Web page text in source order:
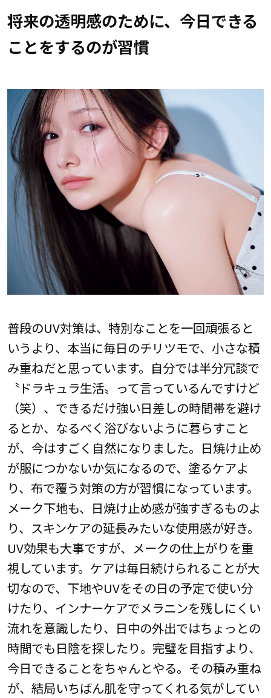
将来の透明感のために、今日できる
ことをするのが習慣
普段のUV対策は、特別なことを一回頑張ると
いうより、本当に毎日のチリツモで、小さな積
み重ねだと思っています。自分では半分冗談で
〝ドラキュラ生活〟って言っているんですけど
（笑）、できるだけ強い日差しの時間帯を避け
るとか、なるべく浴びないように暮らすこと
が、今はすごく自然になりました。日焼け止め
が服につかないか気になるので、塗るケアよ
り、布で覆う対策の方が習慣になっています。
メーク下地も、日焼け止め感が強すぎるものよ
り、スキンケアの延長みたいな使用感が好き。
UV効果も大事ですが、メークの仕上がりを重
視しています。ケアは毎日続けられることが大
切なので、下地やUVをその日の予定で使い分
けたり、インナーケアでメラニンを残しにくい
流れを意識したり、日中の外出ではちょっとの
時間でも日陰を探したり。完璧を目指すより、
今日できることをちゃんとやる。その積み重ね
が、結局いちばん肌を守ってくれる気がしてい